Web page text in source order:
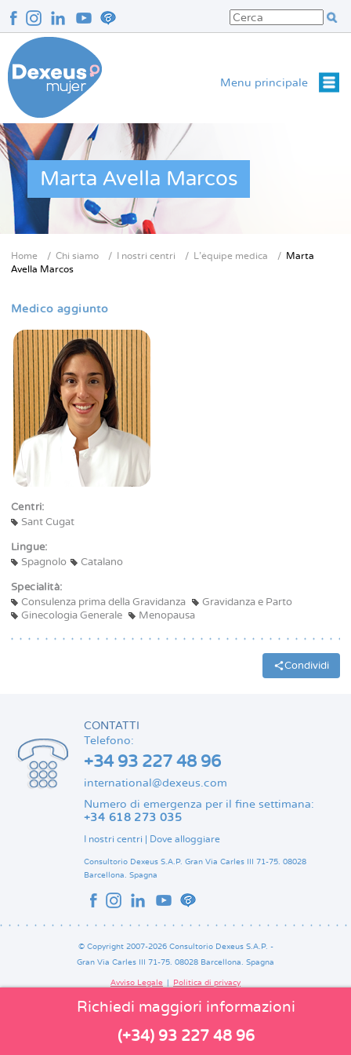
contenuto
principale
Menu principale
Marta Avella Marcos
Briciole
pane
Home Chi siamo I nostri centri L'équipe medica
Marta
Avella Marcos
Medico aggiunto
Centri:
Sant Cugat
Lingue:
Spagnolo
Catalano
Specialità:
Consulenza prima della Gravidanza
Gravidanza e Parto
Ginecologia Generale
Menopausa
Richiedi maggiori informazioni
(+34) 93 227 48 96
Condividi
CONTATTI
Telefono:
+34 93 227 48 96
international@dexeus.com
Numero di emergenza per il fine settimana:
+34 618 273 035
I nostri centri | Dove alloggiare
Consultorio Dexeus S.A.P. Gran Via Carles III 71-75. 08028
Barcellona. Spagna
© Copyright 2007-2026 Consultorio Dexeus S.A.P. -
Gran Via Carles III 71-75. 08028 Barcellona. Spagna
de
Avviso Legale
Politica di privacy